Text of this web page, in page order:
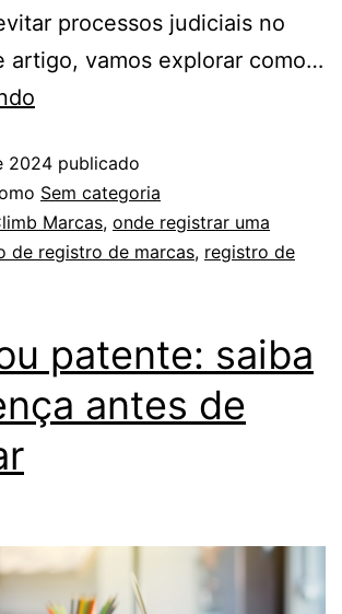
processos judiciais no
artigo, vamos explorar como…
2024 publicado
Sem categoria
Marcas, onde registrar uma
de registro de marcas, registro de
patente: saiba
antes de